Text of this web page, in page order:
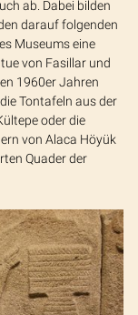
ab. Dabei bilden
darauf folgenden
Museums eine
von Fasillar und
1960er Jahren
Tontafeln aus der
oder die
von Alaca Höyük
Quader der